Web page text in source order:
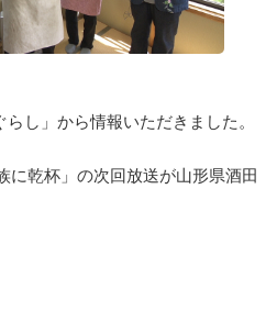
し」から情報いただきました。
に乾杯」の次回放送が山形県酒田